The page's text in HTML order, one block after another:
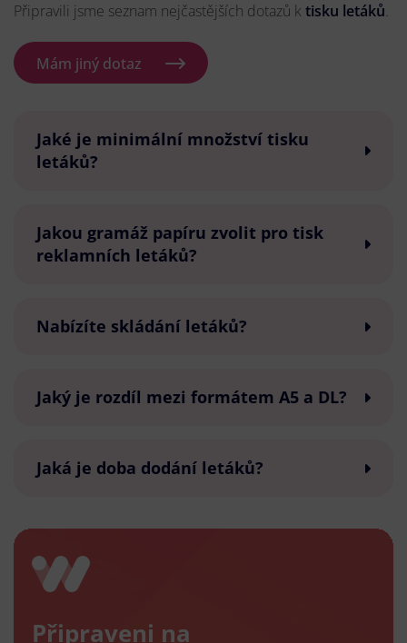
Připravili jsme seznam nejčastějších dotazů k tisku letáků.
Mám jiný dotaz
Jaké je minimální množství tisku
letáků?
Jakou gramáž papíru zvolit pro tisk
reklamních letáků?
Nabízíte skládání letáků?
Jaký je rozdíl mezi formátem A5 a DL?
Jaká je doba dodání letáků?
Připraveni na